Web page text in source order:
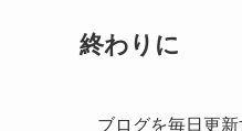
終わりに
ブログを毎日更